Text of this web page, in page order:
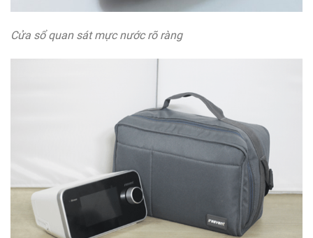
Cửa sổ quan sát mực nước rõ ràng